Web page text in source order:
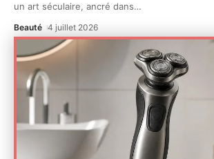
un art séculaire, ancré dans…
Beauté 4 juillet 2026